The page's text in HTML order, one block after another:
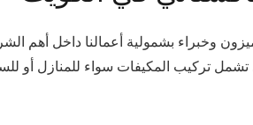
وخبراء بشمولية أعمالنا داخل أهم
تركيب المكيفات سواء للمنازل أو